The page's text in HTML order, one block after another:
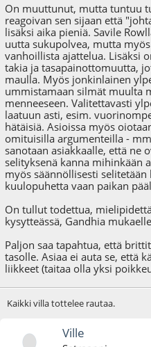
On muuttunut, mutta tuntuu
reagoivan sen sijaan että
lisäksi aika pieniä. Savile
uutta sukupolvea, mutta
vanhoillista ajattelua. Lisäksi
takia ja tasapainottomuutta,
maulla. Myös jonkinlainen
ummistamaan silmät muulta
menneeseen. Valitettavasti
laatuun asti, esim.
hätäisiä. Asioissa myös
omituisilla argumenteilla -
sanotaan asiakkaalle, että ne
selityksenä kanna mihinkään
myös säännöllisesti
kuulopuhetta vaan paikan
On tullut todettua,
kysytteässä, Gandhia
Paljon saa tapahtua, että
tasolle. Asiaa ei auta se, että
liikkeet (taitaa olla yksi
Kaikki villa tottelee rautaa.
Ville